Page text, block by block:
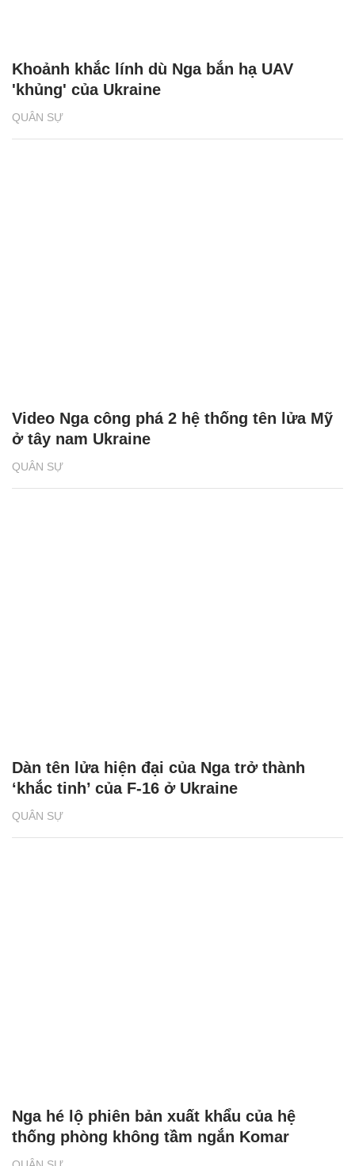
QUÂN SỰ
Khoảnh khắc lính dù Nga bắn hạ UAV
'khủng' của Ukraine
QUÂN SỰ
Video Nga công phá 2 hệ thống tên lửa Mỹ
ở tây nam Ukraine
QUÂN SỰ
Dàn tên lửa hiện đại của Nga trở thành
‘khắc tinh’ của F-16 ở Ukraine
Nga hé lộ phiên bản xuất khẩu của hệ
thống phòng không tầm ngắn Komar